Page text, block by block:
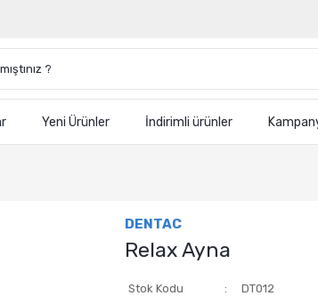
Yeni Ürünler İndirimli ürünler
DENTAC
Relax Ayna
Stok Kodu
DT012